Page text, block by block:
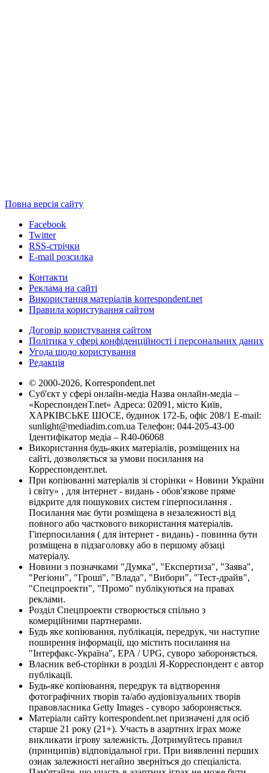
Повна версія сайту
Facebook
Twitter
RSS-стрічки
E-mail розсилка
Контакти
Реклама на сайті
Використання матеріалів korrespondent.net
Правила користування сайтом
Договір користування сайтом
Політика у сфері конфіденційності і персональних даних
Угода щодо користування
Редакція
© 2000-2026, Korrespondent.net
Суб'єкт у сфері онлайн-медіа Назва онлайн-медіа –
«КореспонденТ.net» Адреса: 02091, місто Київ,
ХАРКІВСЬКЕ ШОСЕ, будинок 172-Б, офіс 208/1 E-mail:
sunlight@mediadim.com.ua Телефон: 044-205-43-00
Ідентифікатор медіа – R40-06068
Використання будь-яких матеріалів, розміщених на
сайті, дозволяється за умови посилання на
Корреспондент.net.
При копіюванні матеріалів зі сторінки « Новини України
і світу» , для інтернет - видань - обов'язкове пряме
відкрите для пошукових систем гіперпосилання .
Посилання має бути розміщена в незалежності від
повного або часткового використання матеріалів.
Гіперпосилання ( для інтернет - видань) - повинна бути
розміщена в підзаголовку або в першому абзаці
матеріалу.
Новини з позначками "Думка", "Експертиза", "Заява",
"Регіони", "Гроші", "Влада", "Вибори", "Тест-драйв",
"Спецпроекти", "Промо" публікуються на правах
реклами.
Розділ Спецпроекти створюється спільно з
комерційними партнерами.
Будь яке копіювання, публікація, передрук, чи наступне
поширення інформації, що містить посилання на
"Інтерфакс-Україна", EPA / UPG, суворо забороняється.
Власник веб-сторінки в розділі Я-Корреспондент є автор
публікації.
Будь-яке копіювання, передрук та відтворення
фотографічних творів та/або аудіовізуальних творів
правовласника Getty Images - суворо забороняється.
Матеріали сайту korrespondent.net призначені для осіб
старше 21 року (21+). Участь в азартних іграх може
викликати ігрову залежність. Дотримуйтесь правил
(принципів) відповідальної гри. При виявленні перших
ознак залежності негайно зверніться до спеціаліста.